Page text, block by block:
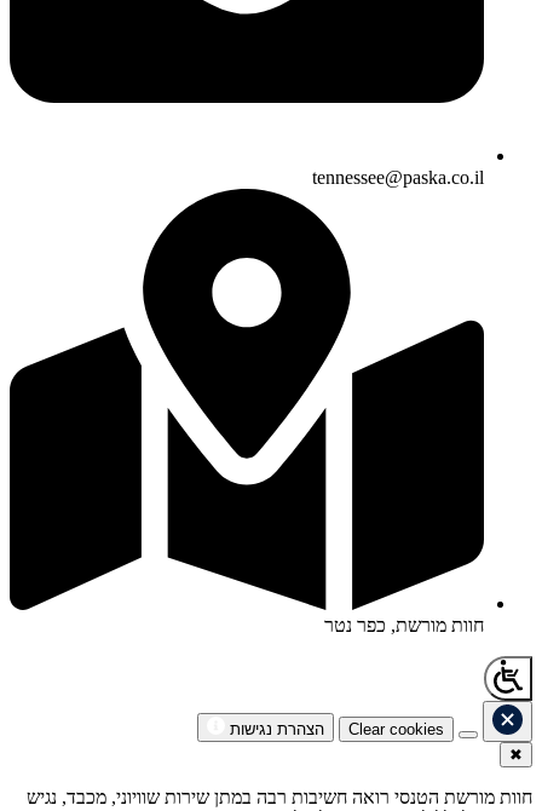
tennessee@paska.co.il
חוות מורשת, כפר נטר
Clear cookies
הצהרת נגישות
✖
חוות מורשת הטנסי רואה חשיבות רבה במתן שירות שוויוני, מכבד, נגיש